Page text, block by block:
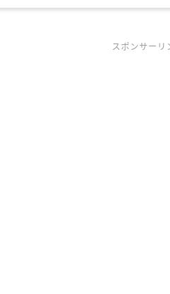
スポンサーリ